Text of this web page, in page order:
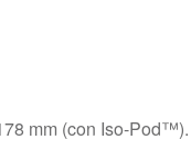
mm (con Iso-Pod™).